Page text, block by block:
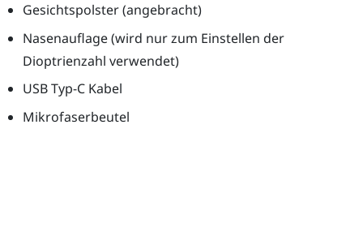
Gesichtspolster (angebracht)
Nasenauflage (wird nur zum Einstellen der
Dioptrienzahl verwendet)
USB Typ-CKabel
Mikrofaserbeutel